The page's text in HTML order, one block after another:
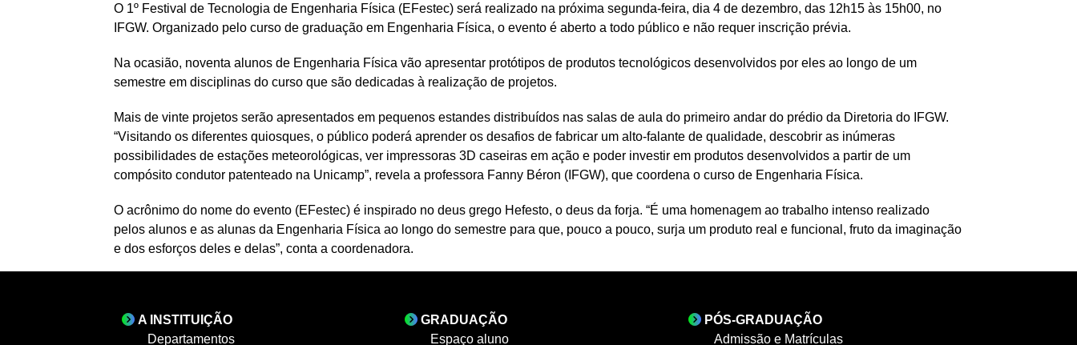
O 1º Festival de Tecnologia de Engenharia Física (EFestec) será realizado na próxima segunda-feira, dia 4 de dezembro, das 12h15 às 15h00, no
IFGW. Organizado pelo curso de graduação em Engenharia Física, o evento é aberto a todo público e não requer inscrição prévia.
Na ocasião, noventa alunos de Engenharia Física vão apresentar protótipos de produtos tecnológicos desenvolvidos por eles ao longo de um
semestre em disciplinas do curso que são dedicadas à realização de projetos.
Mais de vinte projetos serão apresentados em pequenos estandes distribuídos nas salas de aula do primeiro andar do prédio da Diretoria do IFGW.
“Visitando os diferentes quiosques, o público poderá aprender os desafios de fabricar um alto-falante de qualidade, descobrir as inúmeras
possibilidades de estações meteorológicas, ver impressoras 3D caseiras em ação e poder investir em produtos desenvolvidos a partir de um
compósito condutor patenteado na Unicamp”, revela a professora Fanny Béron (IFGW), que coordena o curso de Engenharia Física.
O acrônimo do nome do evento (EFestec) é inspirado no deus grego Hefesto, o deus da forja. “É uma homenagem ao trabalho intenso realizado
pelos alunos e as alunas da Engenharia Física ao longo do semestre para que, pouco a pouco, surja um produto real e funcional, fruto da imaginação
e dos esforços deles e delas”, conta a coordenadora.
A INSTITUIÇÃO
Departamentos
GRADUAÇÃO
Espaço aluno
PÓS-GRADUAÇÃO
Admissão e Matrículas